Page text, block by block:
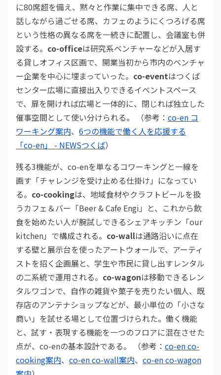
に80席超を備え、黙々と作業に集中できる席、人と
話しながら過ごせる席、カフェのようにくつろげる席
という性格の異なる席を一続きに配置し、会議室も併
設する。 co-officeは研究系ベンチャーなどが入居す
る貸しオフィス区画で、開業当初から市内のベンチャ
ー企業を中心に埋まっていった。 co-eventはつくば
センター広場に直接出入りできるイベントスペース
で、扉を開ければ広場と一体的に、閉じれば独立した
催事空間として使い分けられる。 （参考： co-en コ
ワーキング案内、 6つの機能で働く人を応援する
「co-en」 - NEWSつくば）
残る3機能が、co-enを単なるコワーキングと一線を
画す「チャレンジを受け止める仕掛け」になってい
る。 co-cookingは、地域食材やクラフトビールを扱
うカフェ＆バー「Beer & Cafe Engi」と、これから飲
食を始めたい人が腕試しできるシェアキッチン「our
kitchen」で構成される。 co-wallは通路沿いに点在
する壁と展示台を使ったアートウォールで、アーティ
ストを招く企画展と、学生や市民に貸し出すレンタル
の二系統で運用される。 co-wagonは移動できるレン
タルワゴンで、自作の雑貨や菓子を売りたい個人、既
存店のアンテナショップなどが、最小単位の「小さな
商い」を試せる場として位置づけられた。働く機能
と、試す・表現する機能を一つのフロアに混在させた
点が、co-enの基本設計である。 （参考： co-en co-
cooking案内、 co-en co-wall案内、 co-en co-wagon